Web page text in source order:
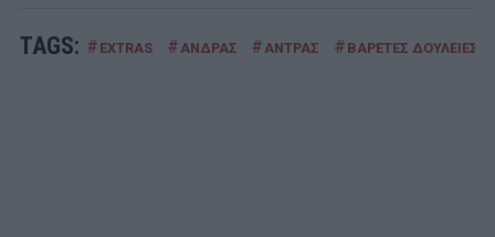
TAGS: # EXTRAS # ΑΝΔΡΑΣ # ΑΝΤΡΑΣ # ΒΑΡΕΤΕΣ ΔΟΥΛΕΙΕΣ